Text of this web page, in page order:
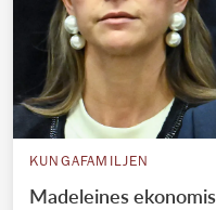
KUNGAFAMILJEN
Madeleines